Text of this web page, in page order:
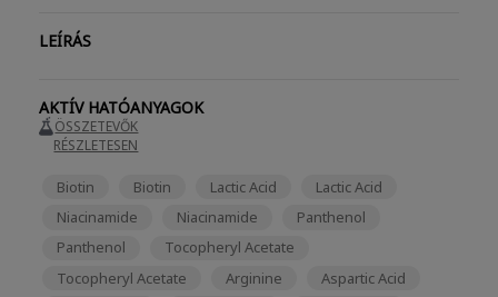
LEÍRÁS
AKTÍV HATÓANYAGOK
ÖSSZETEVŐK
RÉSZLETESEN
Biotin Biotin Lactic Acid
Lactic Acid
Niacinamide
Niacinamide
Panthenol
Panthenol
Tocopheryl Acetate
Tocopheryl Acetate
Arginine
Aspartic Acid